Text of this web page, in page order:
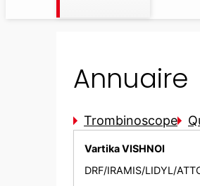
Annuaire
Trombinoscope
Vartika VISHNOI
DRF/IRAMIS/LIDYL/